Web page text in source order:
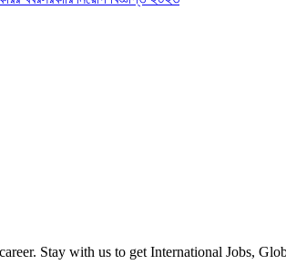
Stay with us to get International Jobs,